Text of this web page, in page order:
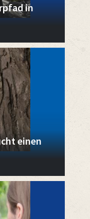
in
einen